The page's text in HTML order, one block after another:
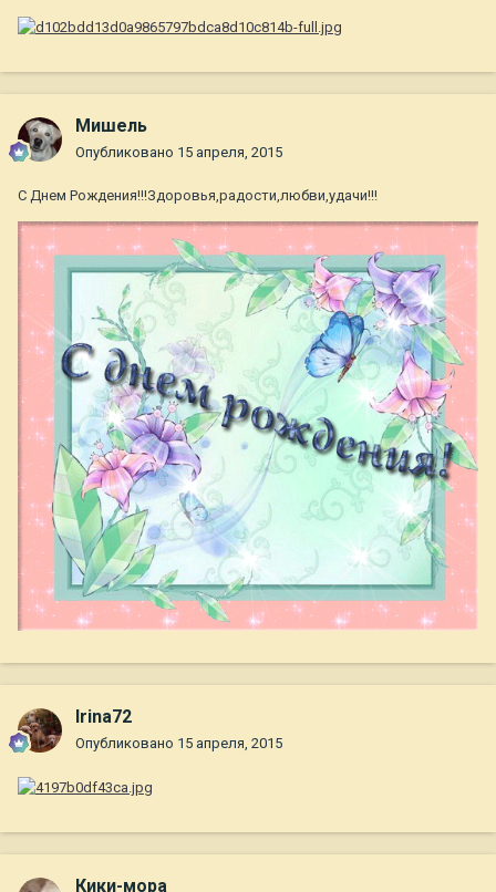
Мишель
Опубликовано 15 апреля, 2015
С Днем Рождения!!!Здоровья,радости,любви,удачи!!!
Irina72
Опубликовано 15 апреля, 2015
Кики-мора